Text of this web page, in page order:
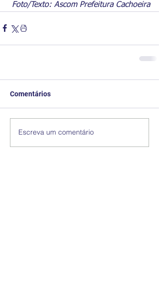
Foto/Texto: Ascom Prefeitura Cachoeira
Comentários
Escreva um comentário